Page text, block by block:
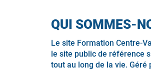
QUI SOMMES-
Le site Formation Centre-
le site public de référence
tout au long de la vie. Géré